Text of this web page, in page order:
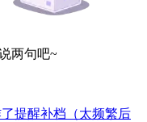
两句吧~
提醒补档（太频繁后